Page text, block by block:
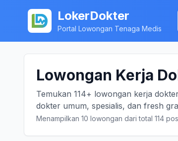
LokerDokter
Portal Lowongan Tenaga Medis
Lowongan Kerja
Temukan 114+ lowongan kerja
dokter umum, spesialis, dan fresh
Menampilkan 10 lowongan dari total 114